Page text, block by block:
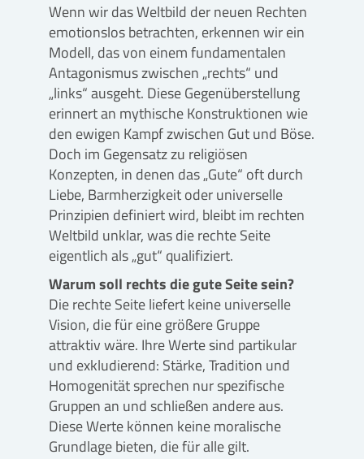
Wenn wir das Weltbild der neuen Rechten
emotionslos betrachten, erkennen wir ein
Modell, das von einem fundamentalen
Antagonismus zwischen „rechts“ und
„links“ ausgeht. Diese Gegenüberstellung
erinnert an mythische Konstruktionen wie
den ewigen Kampf zwischen Gut und Böse.
Doch im Gegensatz zu religiösen
Konzepten, in denen das „Gute“ oft durch
Liebe, Barmherzigkeit oder universelle
Prinzipien definiert wird, bleibt im rechten
Weltbild unklar, was die rechte Seite
eigentlich als „gut“ qualifiziert.
Warum soll rechts die gute Seite sein?
Die rechte Seite liefert keine universelle
Vision, die für eine größere Gruppe
attraktiv wäre. Ihre Werte sind partikular
und exkludierend: Stärke, Tradition und
Homogenität sprechen nur spezifische
Gruppen an und schließen andere aus.
Diese Werte können keine moralische
Grundlage bieten, die für alle gilt.